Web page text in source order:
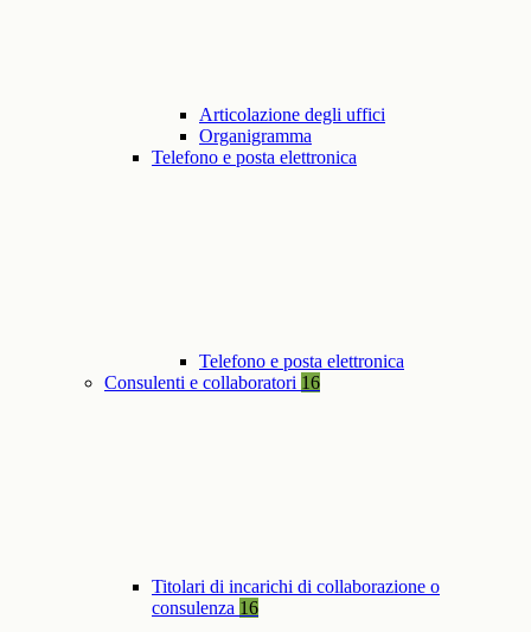
Articolazione degli uffici
Organigramma
Telefono e posta elettronica
Telefono e posta elettronica
Consulenti e collaboratori 16
Titolari di incarichi di collaborazione o
consulenza 16